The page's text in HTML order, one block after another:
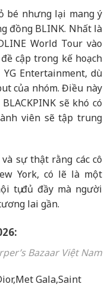
bé nhưng lại mang ý
đồng BLINK. Nhất là
World Tour vào
cập trong kế hoạch
Entertainment, dù
của nhóm. Điều này
sẽ khó có
viên sẽ tập trung
sự thật rằng các cô
York, có lẽ là một
tụ đủ đầy mà người
lai gần.
Bazaar Việt Nam
Gala,Saint